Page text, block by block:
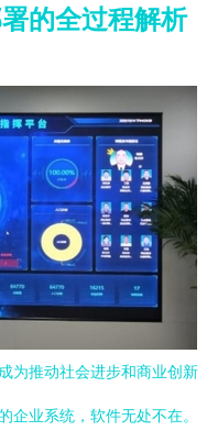
的全过程解析
为推动社会进步和商业创新
企业系统，软件无处不在。